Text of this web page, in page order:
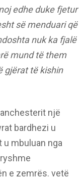
edhe duke fjetur
së menduari që
nuk ka fjalë
mund të them
gjërat të kishin
një
bardhezi u
mbuluan nga
e zemrës. vetë